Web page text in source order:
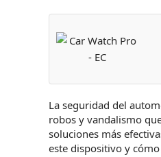
La seguridad del
robos y vandalismo
soluciones más
este dispositivo y